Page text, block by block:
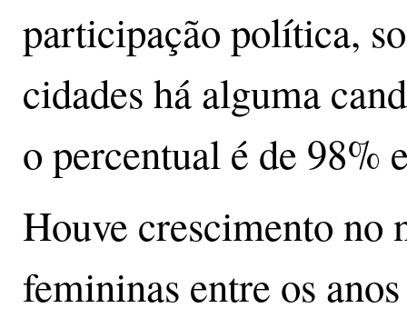
participação política,
cidades há alguma
o percentual é de 98%
Houve crescimento no
femininas entre os